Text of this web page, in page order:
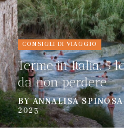
CONSIGLI DI VIAGGIO
Terme in Italia. 5
da non perdere
BY ANNALISA SPINOSA
2023